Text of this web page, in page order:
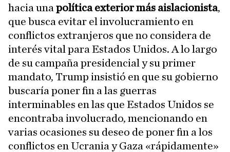
hacia una política exterior más aislacionista,
que busca evitar el involucramiento en
conflictos extranjeros que no considera de
interés vital para Estados Unidos. A lo largo
de su campaña presidencial y su primer
mandato, Trump insistió en que su gobierno
buscaría poner fin a las guerras
interminables en las que Estados Unidos se
encontraba involucrado, mencionando en
varias ocasiones su deseo de poner fin a los
conflictos en Ucrania y Gaza «rápidamente»